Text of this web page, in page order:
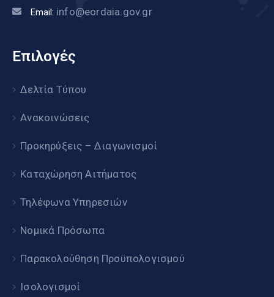
Email: info@eordaia.gov.gr
Επιλογές
Δελτία Τύπου
Ανακοινώσεις
Προκηρύξεις – Διαγωνισμοί
Καταχώρηση Αιτήματος
Τηλέφωνα Υπηρεσιών
Νομικά Πρόσωπα
Παρακολούθηση Προϋπολογισμού
Ισολογισμοί